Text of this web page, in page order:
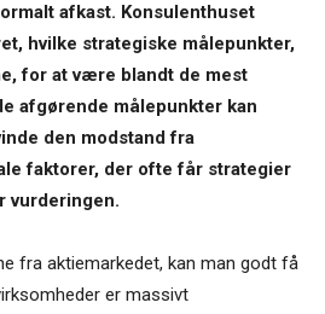
afkast. Konsulenthuset
hvilke strategiske målepunkter,
for at være blandt de mest
afgørende målepunkter kan
den modstand fra
faktorer, der ofte får strategier
vurderingen.
fra aktiemarkedet, kan man godt få
er massivt